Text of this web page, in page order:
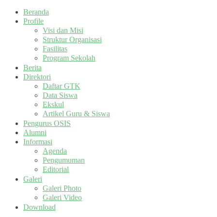
Beranda
Profile
Visi dan Misi
Struktur Organisasi
Fasilitas
Program Sekolah
Berita
Direktori
Daftar GTK
Data Siswa
Ekskul
Artikel Guru & Siswa
Pengurus OSIS
Alumni
Informasi
Agenda
Pengumuman
Editorial
Galeri
Galeri Photo
Galeri Video
Download